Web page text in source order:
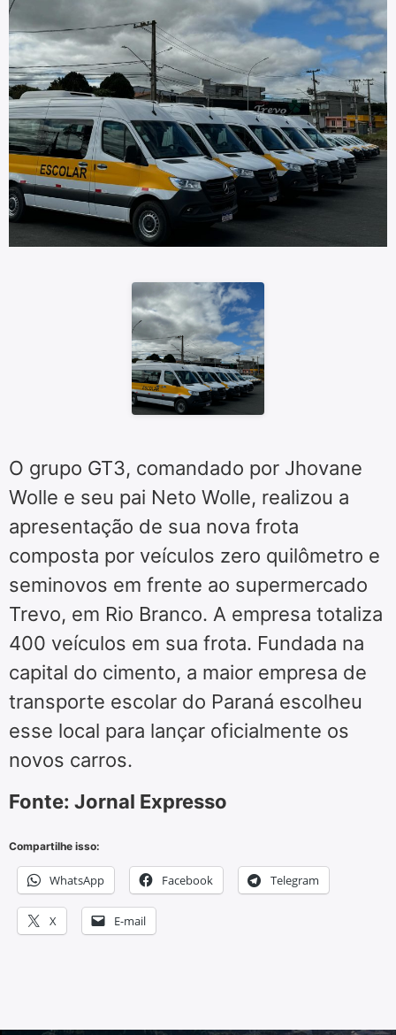
O grupo GT3, comandado por Jhovane
Wolle e seu pai Neto Wolle, realizou a
apresentação de sua nova frota
composta por veículos zero quilômetro e
seminovos em frente ao supermercado
Trevo, em Rio Branco. A empresa totaliza
400 veículos em sua frota. Fundada na
capital do cimento, a maior empresa de
transporte escolar do Paraná escolheu
esse local para lançar oficialmente os
novos carros.
Fonte: Jornal Expresso
Compartilhe isso:
WhatsApp Facebook Telegram
X E-mail